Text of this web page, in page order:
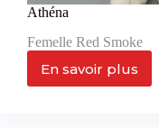
Athéna
Femelle Red Smoke
En savoir plus
Athéna